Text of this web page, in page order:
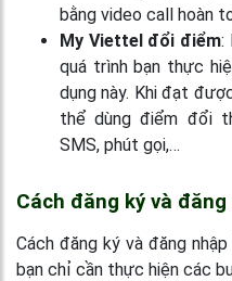
bằng video call hoàn
My Viettel đổi điểm:
quá trình bạn thực
dụng này. Khi đạt
thể dùng điểm đổi
SMS, phút gọi,…
Cách đăng ký và
Cách đăng ký và đăng
bạn chỉ cần thực hiện các